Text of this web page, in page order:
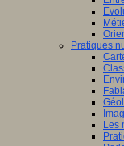
Pratiques
Les